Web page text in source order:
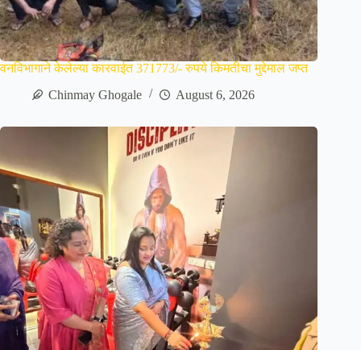
वनविभागाने केलेल्या कारवाईत 371773/- रुपये किमतीचा मुद्देमाल जप्त
Chinmay Ghogale
August 6, 2026